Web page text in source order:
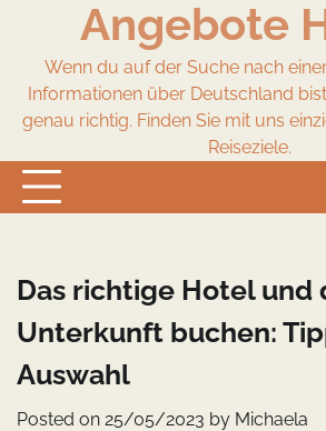
content
Angebote
Wenn du auf der Suche nach
Informationen über Deutschland
genau richtig. Finden Sie mit uns
Reiseziele.
Das richtige Hotel und
Unterkunft buchen:
Auswahl
Posted on 25/05/2023 by Michaela